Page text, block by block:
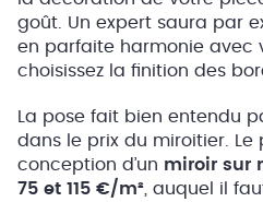
goût. Un expert saura par
en parfaite harmonie avec
choisissez la finition des
La pose fait bien entendu
dans le prix du miroitier. Le
conception d’un miroir sur
75 et 115 €/m² , auquel il